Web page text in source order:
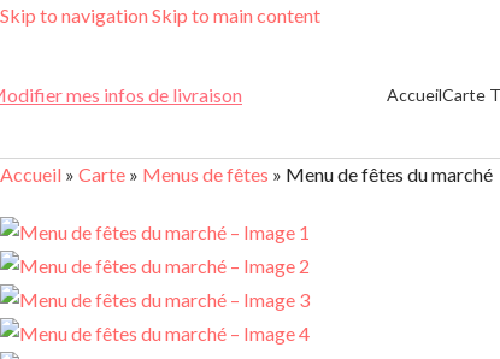
Skip to navigation Skip to main content
mes infos de livraison AccueilCarte
Accueil » Carte » Menus de fêtes » Menu de fêtes du marché